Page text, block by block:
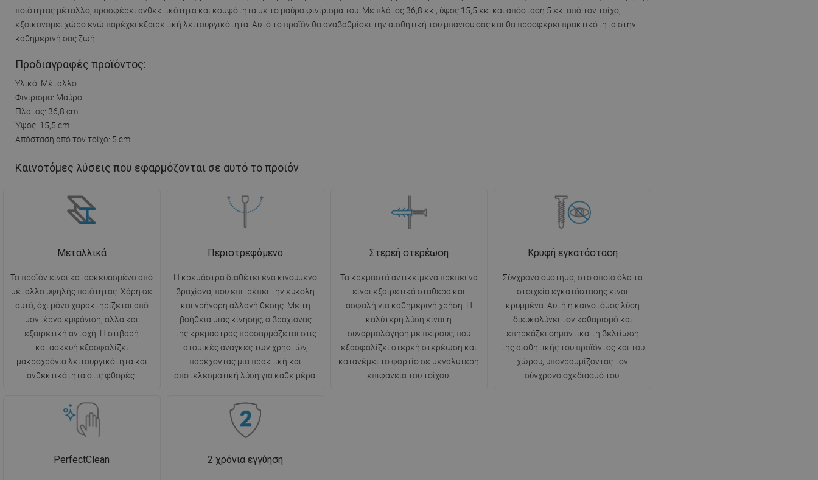
ποιότητας μέταλλο, προσφέρει ανθεκτικότητα και κομψότητα με το μαύρο φινίρισμα του. Με πλάτος 36,8 εκ., ύψος 15,5 εκ. και απόσταση 5 εκ. από τον τοίχο,
εξοικονομεί χώρο ενώ παρέχει εξαιρετική λειτουργικότητα. Αυτό το προϊόν θα αναβαθμίσει την αισθητική του μπάνιου σας και θα προσφέρει πρακτικότητα στην
καθημερινή σας ζωή.
Προδιαγραφές προϊόντος:
Υλικό: Μέταλλο
Φινίρισμα: Μαύρο
Πλάτος: 36,8 cm
Ύψος: 15,5 cm
Απόσταση από τον τοίχο: 5 cm
Καινοτόμες λύσεις που εφαρμόζονται σε αυτό το προϊόν
Μεταλλικά
Το προϊόν είναι κατασκευασμένο από
μέταλλο υψηλής ποιότητας. Χάρη σε
αυτό, όχι μόνο χαρακτηρίζεται από
μοντέρνα εμφάνιση, αλλά και
εξαιρετική αντοχή. Η στιβαρή
κατασκευή εξασφαλίζει
μακροχρόνια λειτουργικότητα και
ανθεκτικότητα στις φθορές.
Περιστρεφόμενο
Η κρεμάστρα διαθέτει ένα κινούμενο
βραχίονα, που επιτρέπει την εύκολη
και γρήγορη αλλαγή θέσης. Με τη
βοήθεια μιας κίνησης, ο βραχίονας
της κρεμάστρας προσαρμόζεται στις
ατομικές ανάγκες των χρηστών,
παρέχοντας μια πρακτική και
αποτελεσματική λύση για κάθε μέρα.
Στερεή στερέωση
Τα κρεμαστά αντικείμενα πρέπει να
είναι εξαιρετικά σταθερά και
ασφαλή για καθημερινή χρήση. Η
καλύτερη λύση είναι η
συναρμολόγηση με πείρους, που
εξασφαλίζει στερεή στερέωση και
κατανέμει το φορτίο σε μεγαλύτερη
επιφάνεια του τοίχου.
Κρυφή εγκατάσταση
Σύγχρονο σύστημα, στο οποίο όλα τα
στοιχεία εγκατάστασης είναι
κρυμμένα. Αυτή η καινοτόμος λύση
διευκολύνει τον καθαρισμό και
επηρεάζει σημαντικά τη βελτίωση
της αισθητικής του προϊόντος και του
χώρου, υπογραμμίζοντας τον
σύγχρονο σχεδιασμό του.
PerfectClean 2 χρόνια εγγύηση